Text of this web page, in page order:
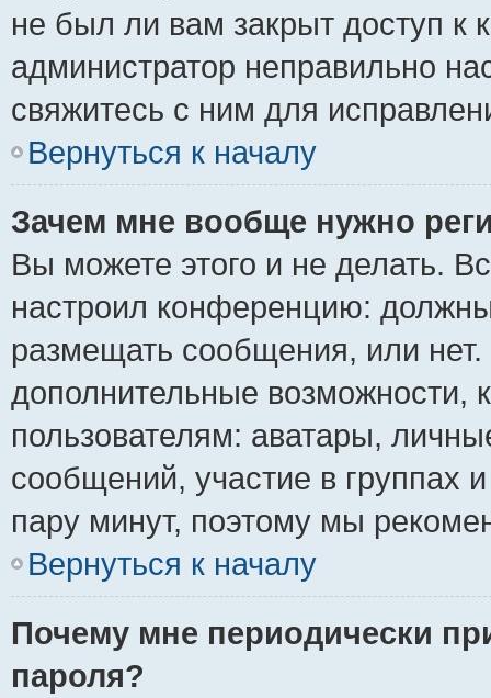
не был ли вам закрыт доступ к
администратор неправильно
свяжитесь с ним для
Вернуться к началу
Зачем мне вообще нужно
Вы можете этого и не делать.
настроил конференцию:
размещать сообщения, или
дополнительные
пользователям: аватары,
сообщений, участие в группах
пару минут, поэтому мы
Вернуться к началу
Почему мне периодически
пароля?